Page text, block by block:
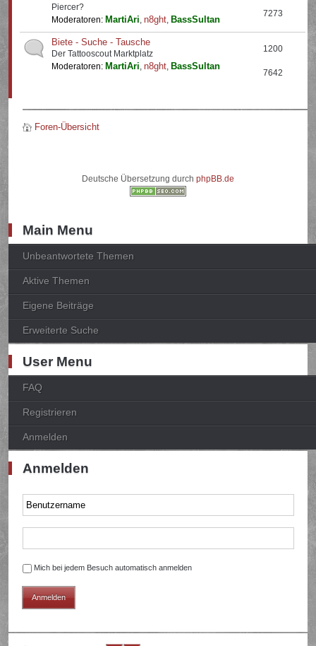
Piercer?
Moderatoren: MartiAri,n8ght, BassSultan
7273
Biete - Suche - Tausche
Der Tattooscout Marktplatz
Moderatoren: MartiAri,n8ght, BassSultan
1200
7642
Foren-Übersicht
Deutsche Übersetzung durch phpBB.de
Main Menu
Unbeantwortete Themen
Aktive Themen
Eigene Beiträge
Erweiterte Suche
User Menu
FAQ
Registrieren
Anmelden
Anmelden
Mich bei jedem Besuch automatisch anmelden